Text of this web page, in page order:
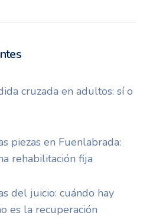
cruzada en adultos: sí o
piezas en Fuenlabrada:
rehabilitación fija
del juicio: cuándo hay
es la recuperación